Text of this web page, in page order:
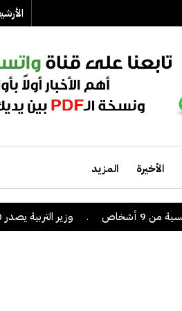
الأخيرة المزيد
. وزير التربية يصدر قراراً